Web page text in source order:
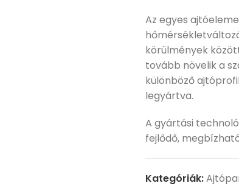
Az egyes
körülmények
tovább növelik a
különböző
legyártva.
A gyártási
fejlődő,
Kategóriák: